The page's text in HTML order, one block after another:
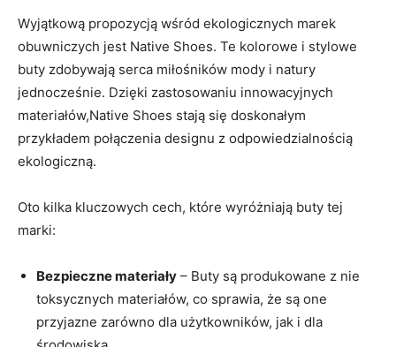
Wyjątkową propozycją wśród ekologicznych marek
obuwniczych jest Native Shoes. Te kolorowe i stylowe
buty zdobywają serca miłośników mody i natury
jednocześnie. Dzięki zastosowaniu innowacyjnych
materiałów,Native Shoes stają się doskonałym
przykładem połączenia designu z odpowiedzialnością
ekologiczną.
Oto kilka kluczowych cech, które wyróżniają buty tej
marki:
Bezpieczne materiały – Buty są produkowane z nie
toksycznych materiałów, co sprawia, że są one
przyjazne zarówno dla użytkowników, jak i dla